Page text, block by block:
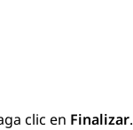
clic en Finalizar.